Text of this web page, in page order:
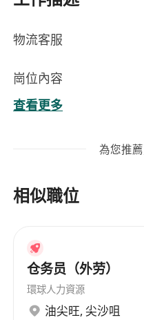
物流客服
崗位內容
負責處理客戶關於
時通訊工具提供專
門），跟進並解決
錄與處理進度，維
援後續分析與流程優
定期整理常見問題
更新標準應答指引
查看更多
為您推
相似職位
仓务员（外劳）
環球人力資源
油尖旺, 尖沙咀